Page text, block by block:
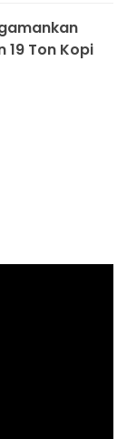
19 Ton Kopi